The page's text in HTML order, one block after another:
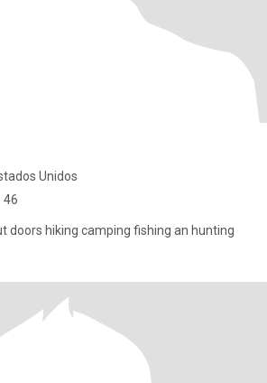
Unidos
46
doors hiking camping fishing an hunting